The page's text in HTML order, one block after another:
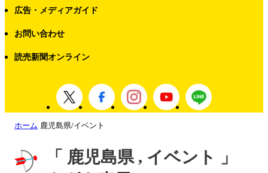
広告・メディアガイド
お問い合わせ
読売新聞オンライン
ホーム 鹿児島県/イベント
「 鹿児島県 , イベント 」